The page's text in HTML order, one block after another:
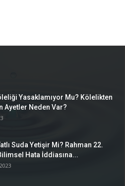
Yasaklamıyor Mu? Kölelikten
Ayetler Neden Var?
Suda Yetişir Mi? Rahman 22.
Hata İddiasına...